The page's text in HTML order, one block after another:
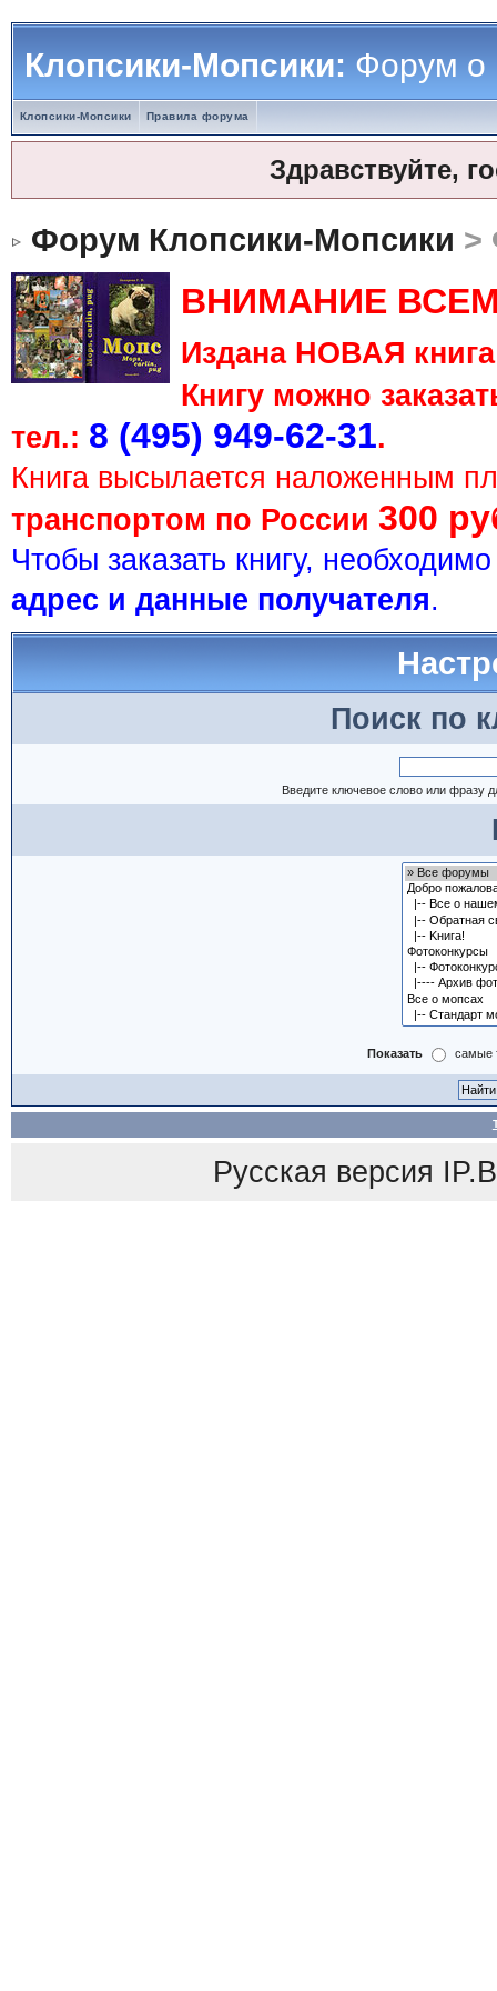
Клопсики-Мопсики:Форум о
Клопсики-Мопсики Правила форума
Здравствуйте,
Форум Клопсики-Мопсики >
ВНИМАНИЕ
Издана НОВАЯ
Книгу можно
тел.: 8 (495) 949-62-31.
Книга высылается наложенным
транспортом по России 300
Чтобы заказать книгу,
адрес и данные получателя.
Поиск по
Введите ключевое слово или фразу
Показать самые
Русская версия